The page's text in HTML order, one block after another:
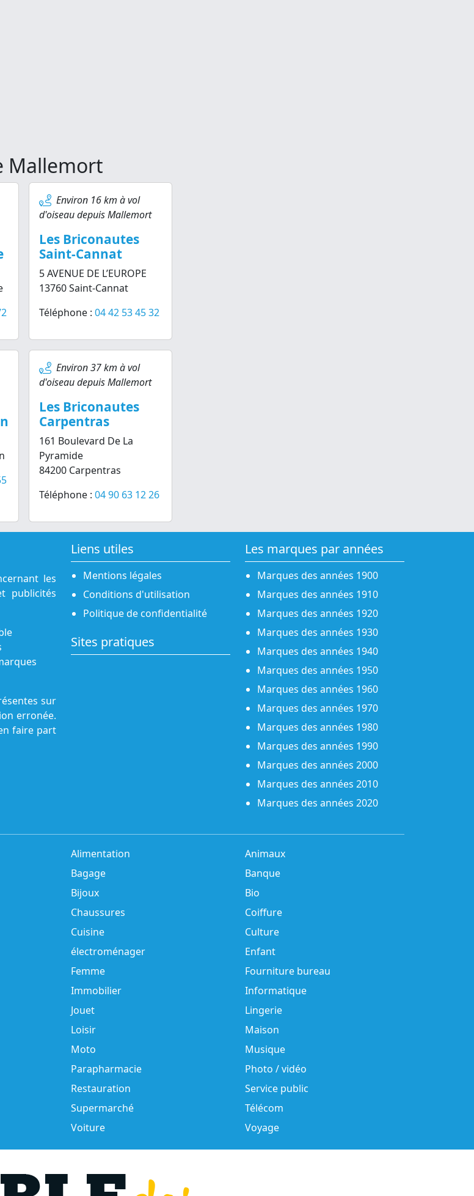
Mallemort
Environ 16 km à vol
d'oiseau depuis Mallemort
Les Briconautes
Saint-Cannat
5 AVENUE DE L’EUROPE
13760 Saint-Cannat
Téléphone :04 42 53 45 32
Environ 37 km à vol
d'oiseau depuis Mallemort
Les Briconautes
Carpentras
161 Boulevard De La
Pyramide
84200 Carpentras
Téléphone :04 90 63 12 26
les
publicités
sur
erronée.
faire part
Liens utiles
Mentions légales
Conditions d'utilisation
Politique de confidentialité
Sites pratiques
Les marques par années
Marques des années 1900
Marques des années 1910
Marques des années 1920
Marques des années 1930
Marques des années 1940
Marques des années 1950
Marques des années 1960
Marques des années 1970
Marques des années 1980
Marques des années 1990
Marques des années 2000
Marques des années 2010
Marques des années 2020
Alimentation
Animaux
Bagage
Banque
Bijoux
Bio
Chaussures
Coiffure
Cuisine
Culture
électroménager
Enfant
Femme
Fourniture bureau
Immobilier
Informatique
Jouet
Lingerie
Loisir
Maison
Moto
Musique
Parapharmacie
Photo / vidéo
Restauration
Service public
Supermarché
Télécom
Voiture Voyage